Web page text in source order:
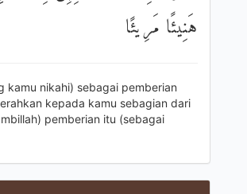
هَنِيئًا مَرِيئًا
kamu nikahi) sebagai pemberian
kepada kamu sebagian dari
pemberian itu (sebagai